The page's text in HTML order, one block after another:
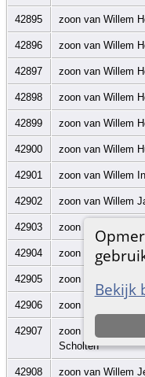
Bekijk
42895 zoon van Willem
42896 zoon van Willem
42897 zoon van Willem
42898 zoon van Willem
42899 zoon van Willem
42900 zoon van Willem
42901 zoon van Willem
42902 zoon van Willem
42903 zoon van Willem
42904 zoon van Willem
42905 zoon van Willem
42906 zoon van Willem
42907
zoon van Willem
Scholten
42908 zoon van Willem